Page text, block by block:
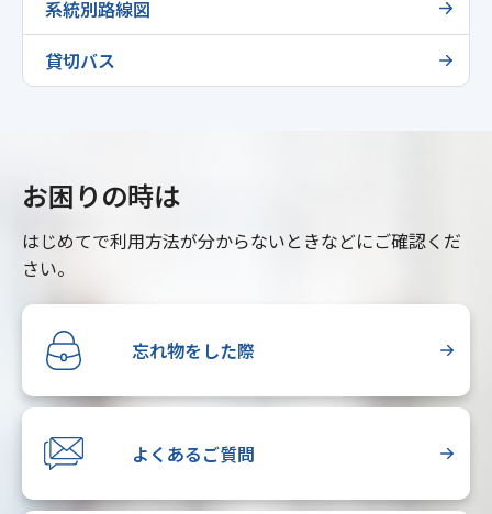
系統別路線図
貸切バス
お困りの時は
はじめてで利用方法が分からないときなどにご確認くだ
さい。
忘れ物をした際
よくあるご質問